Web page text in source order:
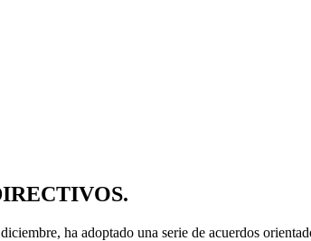
ha adoptado una serie de acuerdos